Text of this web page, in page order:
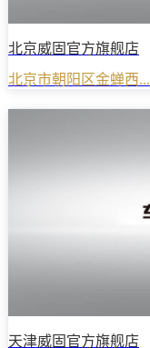
北京威固官方旗舰店
北京市朝阳区金蝉西...
天津威固官方旗舰店